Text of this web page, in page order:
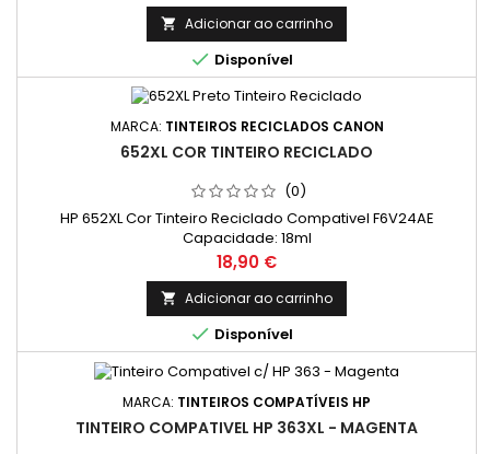
 Adicionar ao carrinho
 Disponível
MARCA: TINTEIROS RECICLADOS CANON
652XL COR TINTEIRO RECICLADO
(0)
HP 652XL Cor Tinteiro Reciclado Compativel F6V24AE
Capacidade: 18ml
Preço
18,90 €
 Adicionar ao carrinho
 Disponível
MARCA: TINTEIROS COMPATÍVEIS HP
TINTEIRO COMPATIVEL HP 363XL - MAGENTA